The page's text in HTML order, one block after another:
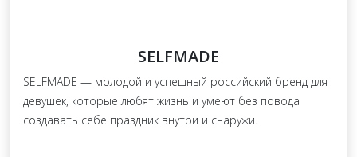
SELFMADE
SELFMADE — молодой и успешный российский бренд для
девушек, которые любят жизнь и умеют без повода
создавать себе праздник внутри и снаружи.